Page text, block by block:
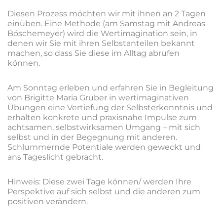
Diesen Prozess möchten wir mit ihnen an 2 Tagen
einüben. Eine Methode (am Samstag mit Andreas
Böschemeyer) wird die Wertimagination sein, in
denen wir Sie mit ihren Selbstanteilen bekannt
machen, so dass Sie diese im Alltag abrufen
können.
Am Sonntag erleben und erfahren Sie in Begleitung
von Brigitte Maria Gruber in wertimaginativen
Übungen eine Vertiefung der Selbsterkenntnis und
erhalten konkrete und praxisnahe Impulse zum
achtsamen, selbstwirksamen Umgang – mit sich
selbst und in der Begegnung mit anderen.
Schlummernde Potentiale werden geweckt und
ans Tageslicht gebracht.
Hinweis: Diese zwei Tage können/ werden Ihre
Perspektive auf sich selbst und die anderen zum
positiven verändern.